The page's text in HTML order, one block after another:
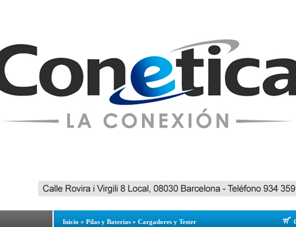
Inicio » Pilas y Baterias » Cargadores y Tester